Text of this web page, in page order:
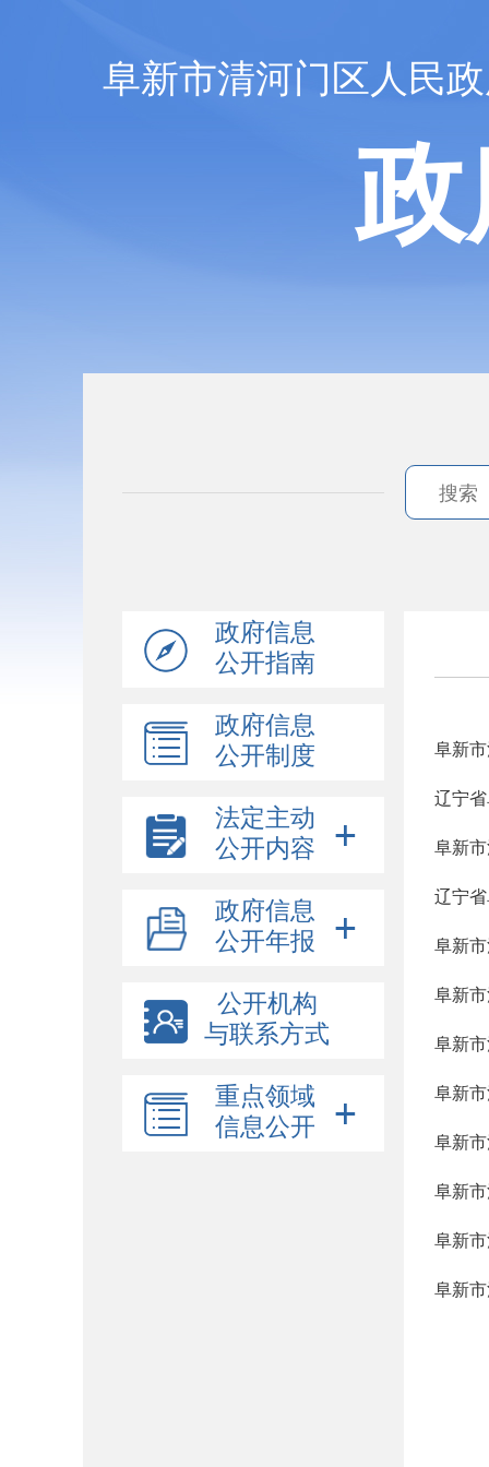
阜新市清河门区人民
政府信息
公开指南
政府信息
公开制度
法定主动
公开内容
政府信息
公开年报
公开机构
与联系方式
重点领域
信息公开
阜新
辽宁
阜新
辽宁
阜新
阜新
阜新
阜新
阜新
阜新
阜新
阜新